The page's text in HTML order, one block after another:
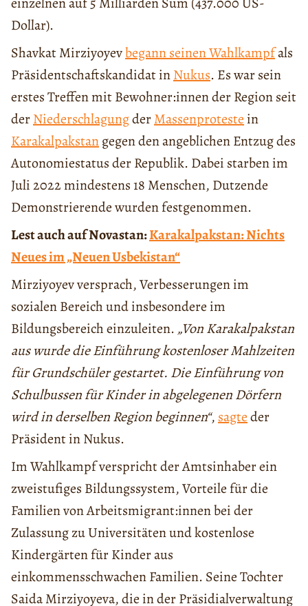
Dollar).
Shavkat Mirziyoyevbegann seinen Wahlkampfals
Präsidentschaftskandidat inNukus. Es war sein
erstes Treffen mit Bewohner:innen der Region seit
derNiederschlagungderMassenproteste in
Karakalpakstangegen den angeblichen Entzug des
Autonomiestatus der Republik. Dabei starben im
Juli 2022 mindestens 18 Menschen, Dutzende
Demonstrierende wurden festgenommen.
Lest auch auf Novastan:Karakalpakstan: Nichts
Neues im „Neuen Usbekistan“
Mirziyoyev versprach, Verbesserungen im
sozialen Bereich und insbesondere im
Bildungsbereich einzuleiten. „Von Karakalpakstan
aus wurde die Einführung kostenloser Mahlzeiten
für Grundschüler gestartet. Die Einführung von
Schulbussen für Kinder in abgelegenen Dörfern
wird in derselben Region beginnen“, sagteder
Präsident in Nukus.
Im Wahlkampf verspricht der Amtsinhaber ein
zweistufiges Bildungssystem, Vorteile für die
Familien von Arbeitsmigrant:innen bei der
Zulassung zu Universitäten und kostenlose
Kindergärten für Kinder aus
einkommensschwachen Familien. Seine Tochter
Saida Mirziyoyeva, die in der Präsidialverwaltung